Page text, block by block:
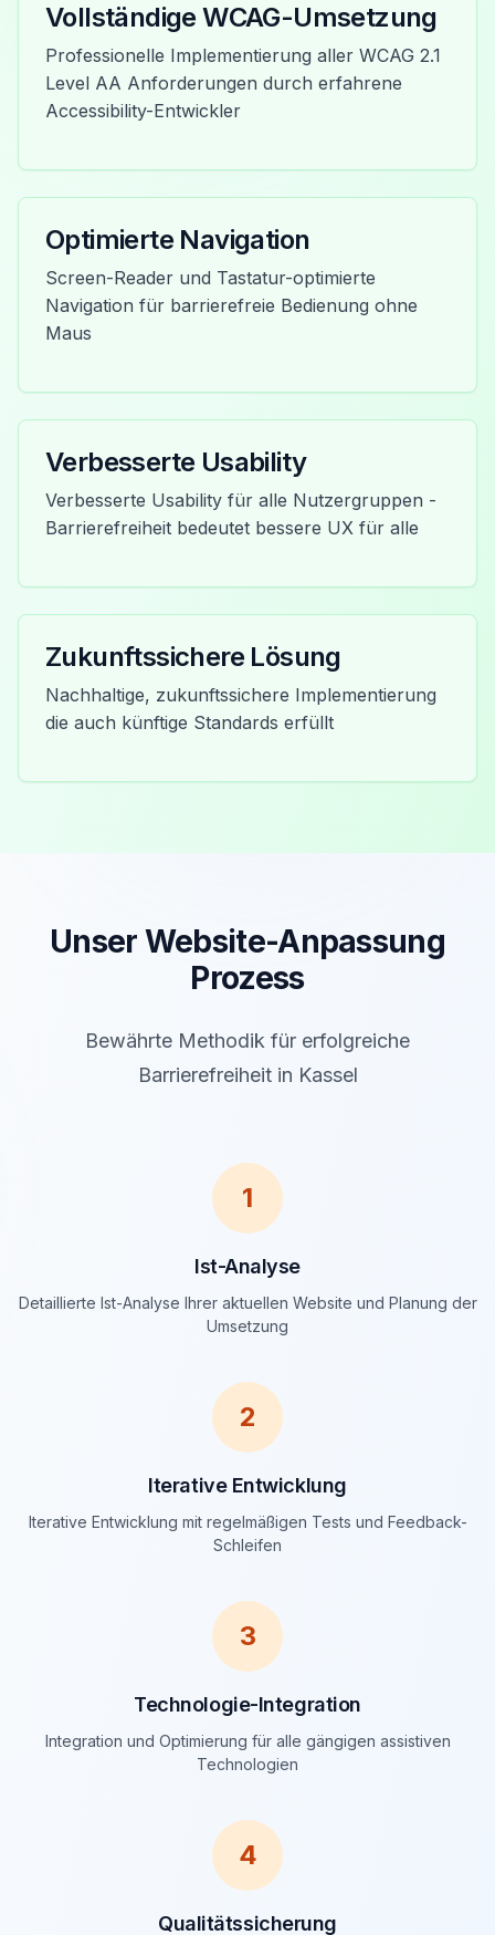
Vollständige WCAG-Umsetzung
Professionelle Implementierung aller WCAG 2.1
Level AA Anforderungen durch erfahrene
Accessibility-Entwickler
Optimierte Navigation
Screen-Reader und Tastatur-optimierte
Navigation für barrierefreie Bedienung ohne
Maus
Verbesserte Usability
Verbesserte Usability für alle Nutzergruppen -
Barrierefreiheit bedeutet bessere UX für alle
Zukunftssichere Lösung
Nachhaltige, zukunftssichere Implementierung
die auch künftige Standards erfüllt
Unser Website-Anpassung
Prozess
Bewährte Methodik für erfolgreiche
Barrierefreiheit in Kassel
1
Ist-Analyse
Detaillierte Ist-Analyse Ihrer aktuellen Website und Planung der
Umsetzung
2
Iterative Entwicklung
Iterative Entwicklung mit regelmäßigen Tests und Feedback-
Schleifen
3
Technologie-Integration
Integration und Optimierung für alle gängigen assistiven
Technologien
4
Qualitätssicherung